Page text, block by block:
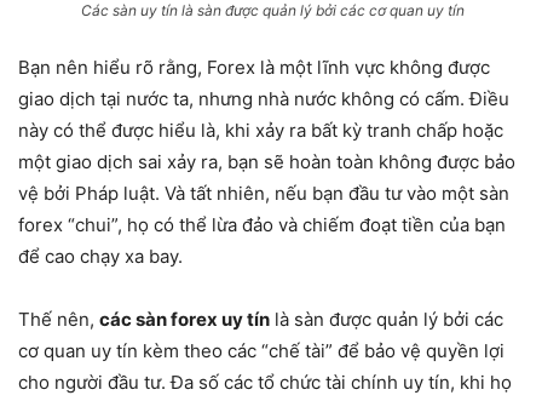
Các sàn uy tín là sàn được quản lý bởi các cơ quan uy tín
Bạn nên hiểu rõ rằng, Forex là một lĩnh vực không được
giao dịch tại nước ta, nhưng nhà nước không có cấm. Điều
này có thể được hiểu là, khi xảy ra bất kỳ tranh chấp hoặc
một giao dịch sai xảy ra, bạn sẽ hoàn toàn không được bảo
vệ bởi Pháp luật. Và tất nhiên, nếu bạn đầu tư vào một sàn
forex “chui”, họ có thể lừa đảo và chiếm đoạt tiền của bạn
để cao chạy xa bay.
Thế nên, các sàn forex uy tín là sàn được quản lý bởi các
cơ quan uy tín kèm theo các “chế tài” để bảo vệ quyền lợi
cho người đầu tư. Đa số các tổ chức tài chính uy tín, khi họ